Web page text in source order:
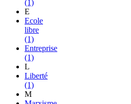
(1)
E
Ecole
libre
(1)
Entreprise
(1)
L
Liberté
(1)
M